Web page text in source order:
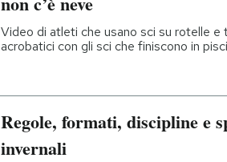
Video di atleti che usano sci su rotelle e
acrobatici con gli sci che finiscono in
Regole, formati, discipline e
invernali